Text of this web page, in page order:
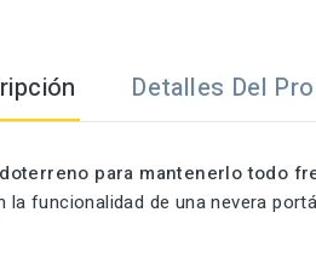
Detalles Del
para mantenerlo todo
funcionalidad de una nevera